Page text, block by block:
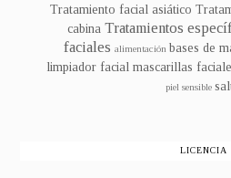
Tratamiento facial asiático
cabina Tratamientos
faciales alimentación bases de
limpiador facial mascarillas
piel sensible
LICENCIA